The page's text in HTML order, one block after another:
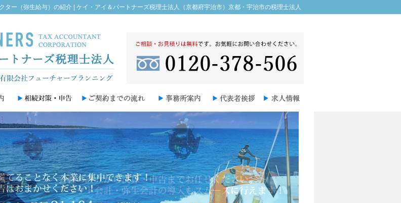
ター（弥生給与）の紹介 | ケイ・アイ＆パートナーズ税理士法人（京都府宇治市）京都・宇治市の税理士法人